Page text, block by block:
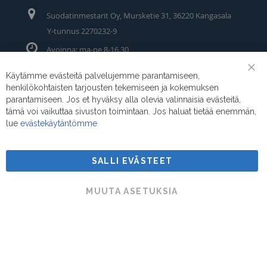
Suodatinmestarit Oy, Mursketie 31, 36220 Kangasala
Y-tunnus 2270232-9
Avoinna: ma-pe 8-16.30
Puhelin/Whatsapp:
Sähköposti:myynti@suodatinmestarit.fi
Suodatinmestarit © 2026
Käytämme evästeitä palvelujemme parantamiseen,
henkilökohtaisten tarjousten tekemiseen ja kokemuksen
parantamiseen. Jos et hyväksy alla olevia valinnaisia evästeitä,
tämä voi vaikuttaa sivuston toimintaan. Jos haluat tietää enemmän,
lue evästekäytäntömme
SALLI EVÄSTEET
MUUTA ASETUKSIA